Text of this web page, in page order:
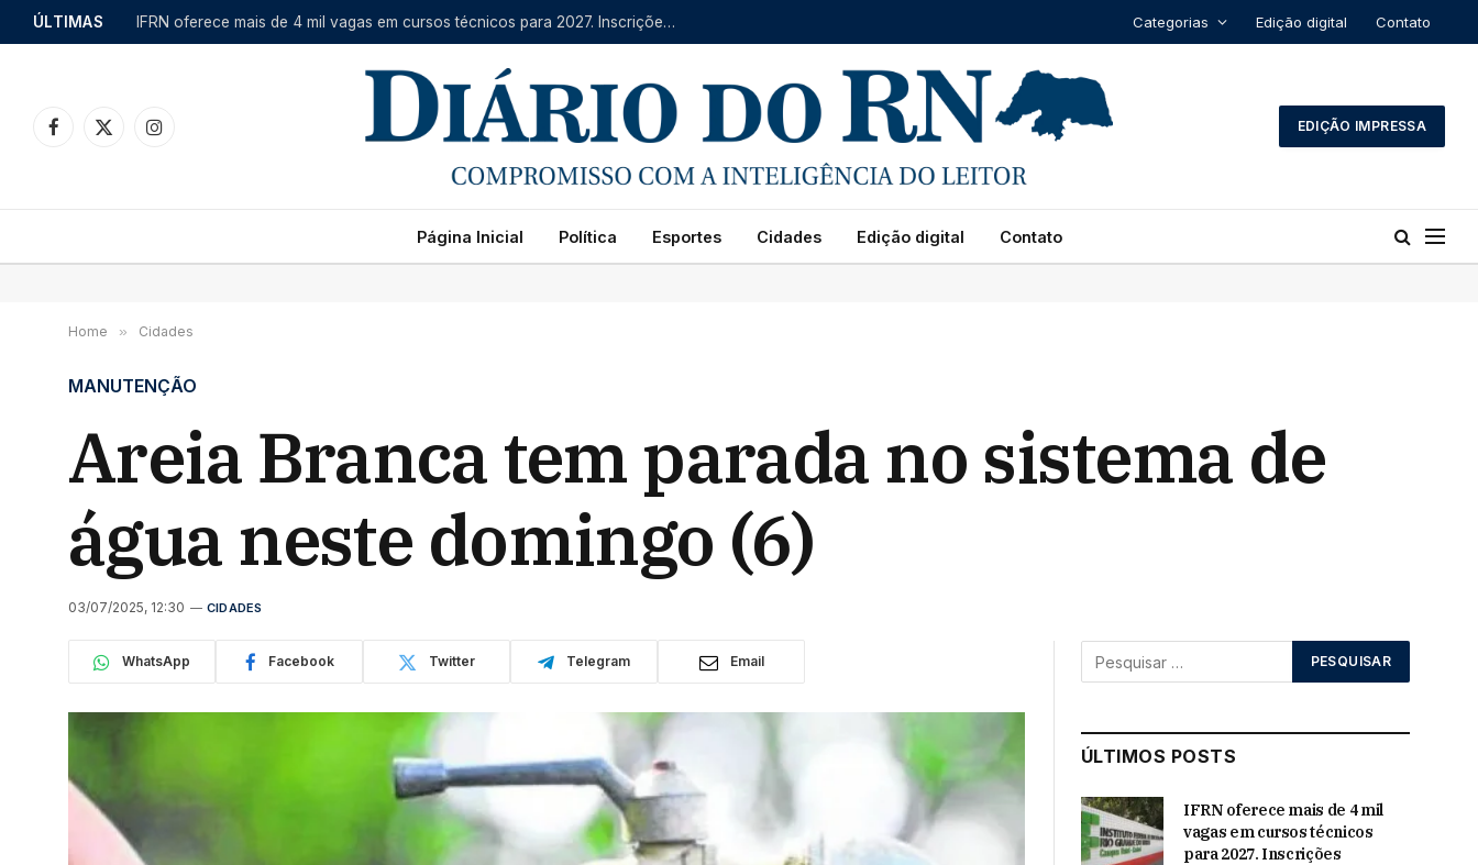
ÚLTIMAS IFRN oferece mais de 4 mil vagas em cursos técnicos para 2027. Inscrições começam na segunda (10) Categorias Edição digital Contato
Facebook
X
Instagram
EDIÇÃO IMPRESSA
Página Inicial Política Esportes Cidades Edição digital Contato
Home » Cidades
MANUTENÇÃO
Areia Branca tem parada no sistema de
água neste domingo (6)
03/07/2025, 12:30 CIDADES
WhatsApp Facebook Twitter Telegram Email
ÚLTIMOS POSTS
IFRN oferece mais de 4 mil
vagas em cursos técnicos
para 2027. Inscrições